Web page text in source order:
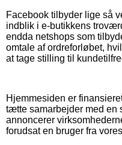
Facebook tilbyder lige så
indblik i e-butikkens
endda netshops som
omtale af ordreforløbet,
at tage stilling til
Hjemmesiden er
tætte samarbejder med en
annoncerer
forudsat en bruger fra